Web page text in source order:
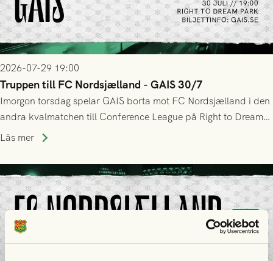
2026-07-29 19:00
Truppen till FC Nordsjælland - GAIS 30/7
Imorgon torsdag spelar GAIS borta mot FC Nordsjælland i den
andra kvalmatchen till Conference League på Right to Dream
Park! Fredrik Holmberg och ledarstaben har tagit ut följande
Läs mer